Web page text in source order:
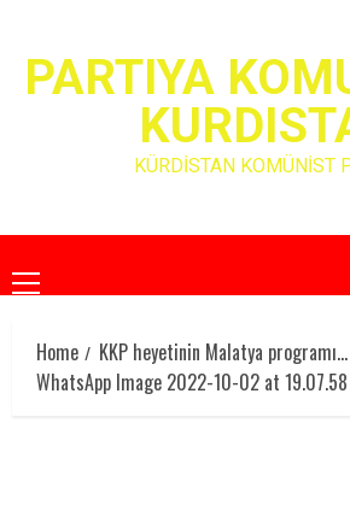
contentPARTIYA
KÜRDİSTAN KOMÜNİST
Primary
Menu
Home
KKP heyetinin Malatya programı…
WhatsApp Image 2022-10-02 at 19.07.58